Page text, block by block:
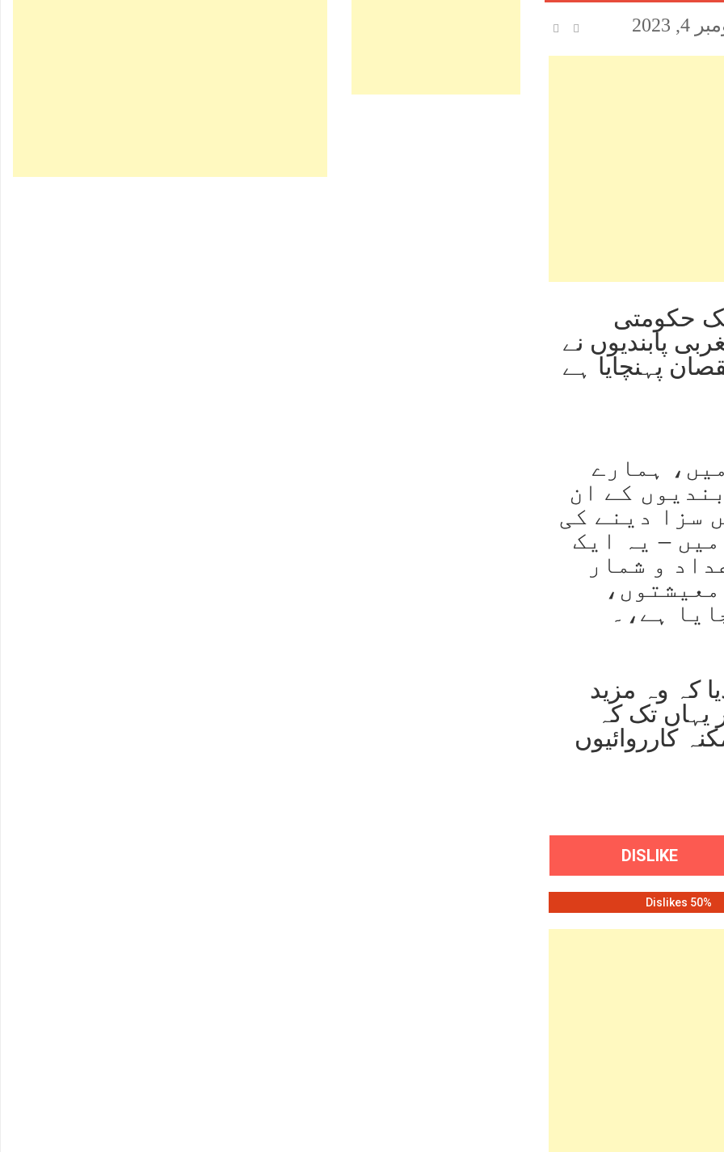
4, 2023
حکومتی
پابندیوں نے
پہنچایا ہے
ہمارے
کے ان
سزا دینے کی
– یہ ایک
و شمار
ہے،۔
کہ وہ مزید
یہاں تک کہ
کارروائیوں
DISLIKE
50% Dislikes